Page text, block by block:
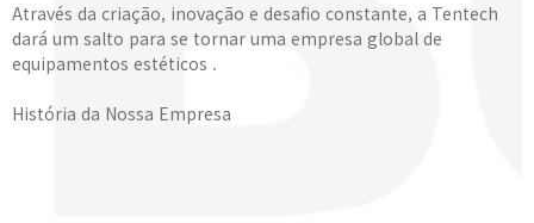
Através da criação, inovação e desafio constante, a Tentech
dará um salto para se tornar uma empresa global de
equipamentos estéticos .
História da Nossa Empresa